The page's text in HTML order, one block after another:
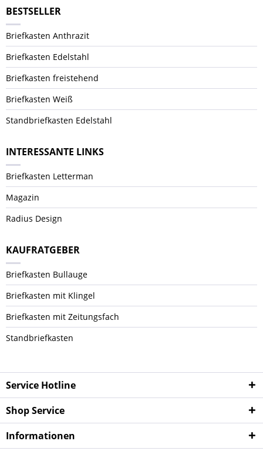
BESTSELLER
Briefkasten Anthrazit
Briefkasten Edelstahl
Briefkasten freistehend
Briefkasten Weiß
Standbriefkasten Edelstahl
INTERESSANTE LINKS
Briefkasten Letterman
Magazin
Radius Design
KAUFRATGEBER
Briefkasten Bullauge
Briefkasten mit Klingel
Briefkasten mit Zeitungsfach
Standbriefkasten
Service Hotline
Shop Service
Informationen